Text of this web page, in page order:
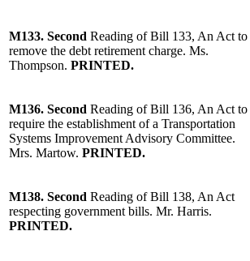
M133. Second Reading of Bill 133, An Act to
remove the debt retirement charge. Ms.
Thompson. PRINTED.
M136. Second Reading of Bill 136, An Act to
require the establishment of a Transportation
Systems Improvement Advisory Committee.
Mrs. Martow. PRINTED.
M138. Second Reading of Bill 138, An Act
respecting government bills. Mr. Harris.
PRINTED.